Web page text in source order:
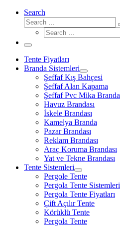
Search
Search
Search
Menü
Tente Fiyatları
Branda Sistemleri
Şeffaf Kış Bahçesi
Şeffaf Alan Kapama
Şeffaf Pvc Mika Branda
Havuz Brandası
İskele Brandası
Kamelya Branda
Pazar Brandası
Reklam Brandası
Araç Koruma Brandası
Yat ve Tekne Brandası
Tente Sistemleri
Pergole Tente
Pergola Tente Sistemleri
Pergola Tente Fiyatları
Çift Açılır Tente
Körüklü Tente
Pergola Tente